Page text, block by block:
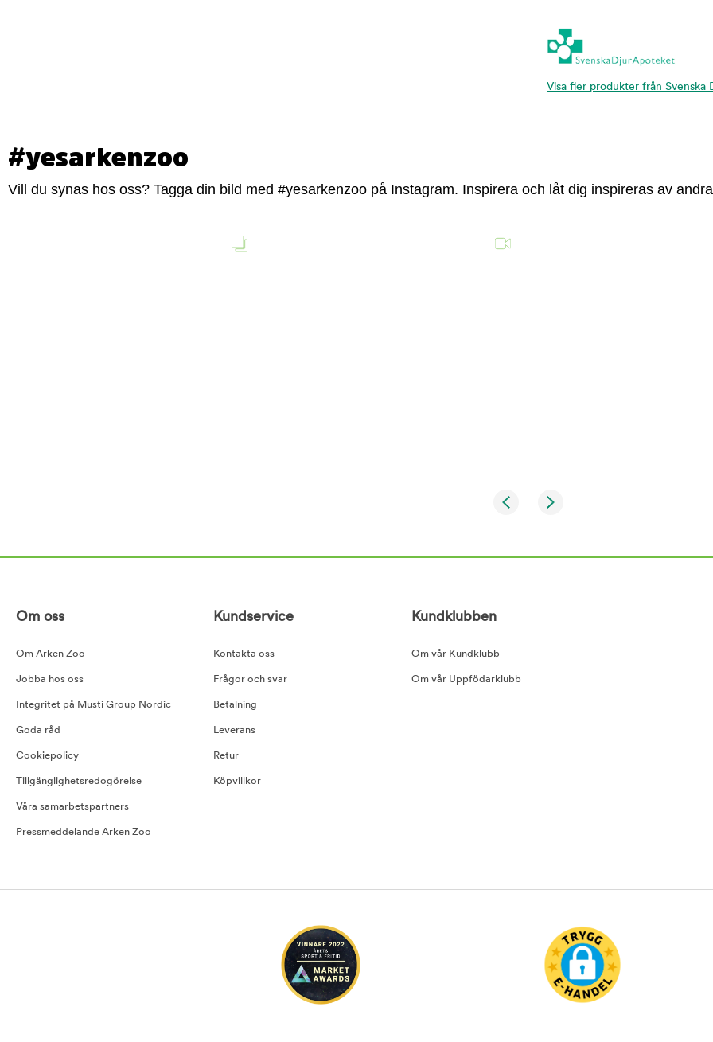
Visa fler produkter från Svenska
#yesarkenzoo
Vill du synas hos oss? Tagga din bild med #yesarkenzoo på Instagram. Inspirera och låt dig inspireras av
Om oss
Om Arken Zoo
Jobba hos oss
Integritet på Musti Group Nordic
Goda råd
Cookiepolicy
Tillgänglighetsredogörelse
Våra samarbetspartners
Pressmeddelande Arken Zoo
Kundservice
Kontakta oss
Frågor och svar
Betalning
Leverans
Retur
Köpvillkor
Kundklubben
Om vår Kundklubb
Om vår Uppfödarklubb